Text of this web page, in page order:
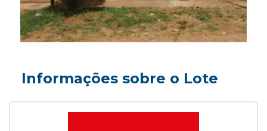
Informações sobre o Lote